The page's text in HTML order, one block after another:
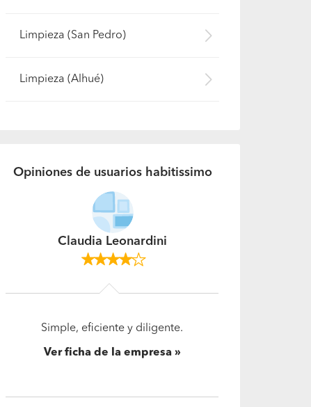
Limpieza (San Pedro)
Limpieza (Alhué)
Opiniones de usuarios habitissimo
Diana Henriquez
Quedaron de enviar un
presupuesto que aún no llega, Si
me llamaron para saber que